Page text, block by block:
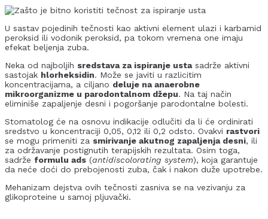
U sastav pojedinih tečnosti kao aktivni element ulazi i karbamid
peroksid ili vodonik peroksid, pa tokom vremena one imaju
efekat beljenja zuba.
Neka od najboljih sredstava za ispiranje ustasadrže aktivni
sastojak hlorheksidin. Može se javiti u razlicitim
koncentracijama, a ciljano deluje na anaerobne
mikroorganizme u parodontalnom džepu. Na taj način
eliminiše zapaljenje desni i pogoršanje parodontalne bolesti.
Stomatolog će na osnovu indikacije odlučiti da li će ordinirati
sredstvo u koncentraciji 0,05, 0,12 ili 0,2 odsto. Ovakvi rastvori
se mogu primeniti za smirivanje akutnog zapaljenja desni, ili
za održavanje postignutih terapijskih rezultata. Osim toga,
sadrže formulu ads (antidiscolorating system), koja garantuje
da neće doći do prebojenosti zuba, čak i nakon duže upotrebe.
Mehanizam dejstva ovih tečnosti zasniva se na vezivanju za
glikoproteine u samoj pljuvački.